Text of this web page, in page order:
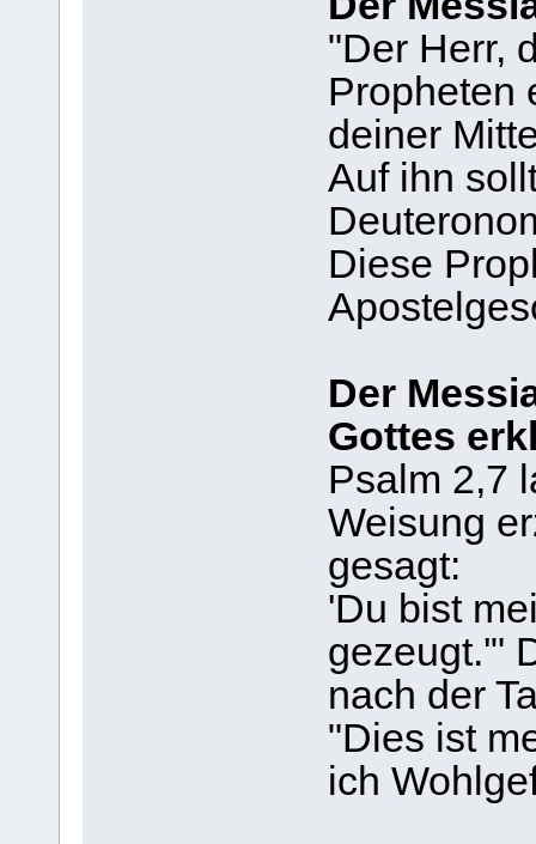
"Der Herr,
Propheten
deiner
Auf ihn
Diese
Der
Gottes
Psalm 2,7
Weisung
gesagt:
'Du bist
gezeugt.'"
nach der
"Dies ist
ich